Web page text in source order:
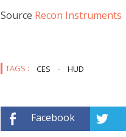
Source Recon Instruments
TAGS : CES - HUD
Facebook